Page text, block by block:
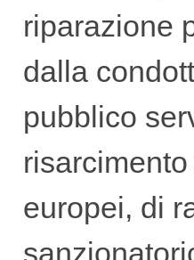
riparazione
dalla
pubblico
europei, di